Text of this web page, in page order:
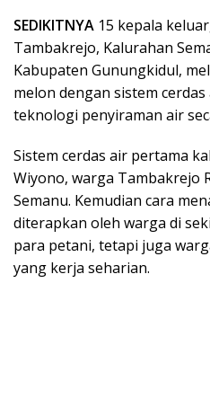
SEDIKITNYA 15 kepala
Tambakrejo, Kalurahan
Kabupaten Gunungkidul,
melon dengan sistem
teknologi penyiraman air
Sistem cerdas air pertama
Wiyono, warga Tambakrejo
Semanu. Kemudian cara
diterapkan oleh warga di
para petani, tetapi juga
yang kerja seharian.